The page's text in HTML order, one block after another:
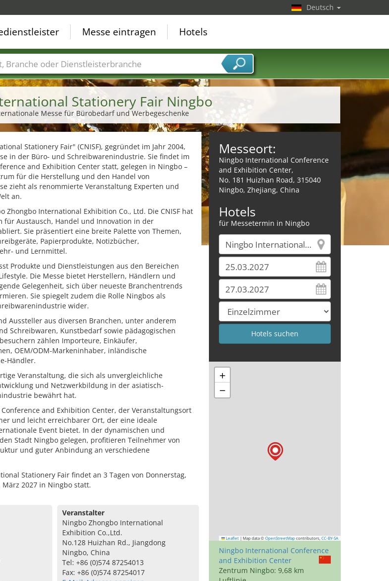
Stationery Fair Ningbo
Messe für Bürobedarf und Werbegeschenke
Stationery Fair" (CNISF), gegründet im Jahr 2004,
in der Büro- und Schreibwarenindustrie. Sie findet im
and Exhibition Center statt, gelegen in Ningbo –
für die Herstellung und den Handel von
zieht als renommierte Veranstaltung Experten und
an.
Zhongbo International Exhibition Co., Ltd. Die CNISF hat
für Austausch, Handel und Innovation in der
Sie präsentiert eine breite Palette von Themen,
Papierprodukte, Notizbücher,
und Lernmittel.
Produkte und Dienstleistungen aus den Bereichen
Die Messe bietet Herstellern, Händlern und
Gelegenheit, sich über neueste Branchentrends
Sie spiegelt zudem die Rolle Ningbos als
wider.
Aussteller aus diversen Branchen, unter anderem
Schreibwaren, Kunstbedarf sowie pädagogischen
zählen Importeure, Einkäufer,
OEM/ODM-Markeninhaber, inländische
Händler.
Veranstaltung, die sich als unvergleichliche
und Netzwerkbildung in der asiatisch-
bewährt hat.
and Exhibition Center, der Veranstaltungsort
und leicht erreichbarer Ort, der eine ideale
Event bietet. In der dynamischen und
Stadt Ningbo gelegen, profitieren Teilnehmer von
und guter Anbindung an verschiedene
Stationery Fair findet an 3 Tagen von Donnerstag,
März 2027 in Ningbo statt.
Veranstalter
Ningbo Zhongbo International
Exhibition Co.,Ltd.
No.128 Huizhan Rd., Jiangdong
Ningbo, China
Tel: +86 (0)574 87254013
Fax: +86 (0)574 87254017
Messeort:
Ningbo International Conference
and Exhibition Center,
No. 181 Huizhan Road, 315040
Ningbo, Zhejiang, China
Hotels
für Messetermin in Ningbo
+
−
Leaflet | Map data © OpenStreetMap contributors, CC-BY-SA
Ningbo International Conference
and Exhibition Center
Zentrum Ningbo: 9,68 km
Deutsch
Messe eintragen Hotels
Branchen Dienstleisterbranchen